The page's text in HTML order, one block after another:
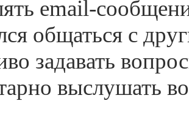
email-
общаться с
задавать
выслушать